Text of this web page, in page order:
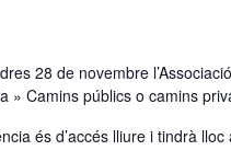
28 de novembre
» Camins públics o camins
és d’accés lliure i tindrà